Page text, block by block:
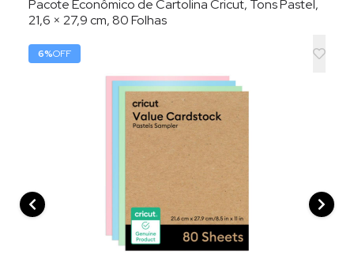
Pacote Econômico de Cartolina Cricut, Tons Pastel,
21,6 × 27,9 cm, 80 Folhas
6%OFF